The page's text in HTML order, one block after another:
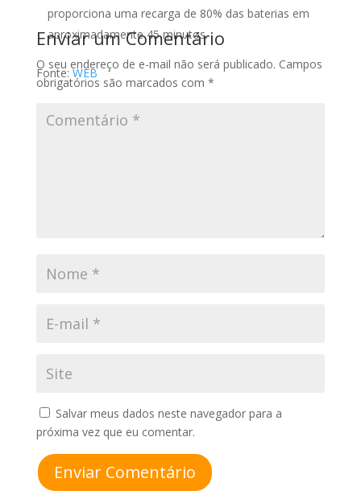
proporciona uma recarga de 80% das baterias em
aproximadamente 45 minutos.
Fonte:WEB
Enviar um Comentário
O seu endereço de e-mail não será publicado. Campos
obrigatórios são marcados com *
Salvar meus dados neste navegador para a
próxima vez que eu comentar.
Enviar Comentário